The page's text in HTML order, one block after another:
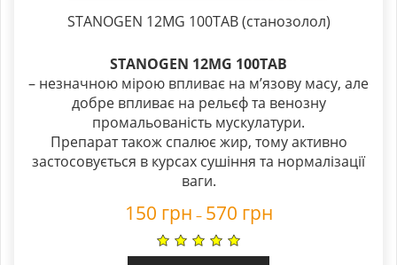
STANOGEN 12MG 100TAB (станозолол)
STANOGEN 12MG 100TAB
– незначною мірою впливає на м’язову масу, але
добре впливає на рельєф та венозну
промальованість мускулатури.
Препарат також спалює жир, тому активно
застосовується в курсах сушіння та нормалізації
ваги.
150 грн – 570 грн